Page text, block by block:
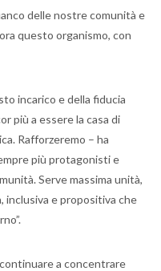
delle nostre comunità e
questo organismo, con
incarico e della fiducia
più a essere la casa di
Rafforzeremo – ha
più protagonisti e
Serve massima unità,
inclusiva e propositiva che
a concentrare